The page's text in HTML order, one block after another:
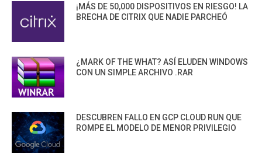
¡MÁS DE 50,000 DISPOSITIVOS EN RIESGO! LA
BRECHA DE CITRIX QUE NADIE PARCHEÓ
¿MARK OF THE WHAT? ASÍ ELUDEN WINDOWS
CON UN SIMPLE ARCHIVO .RAR
DESCUBREN FALLO EN GCP CLOUD RUN QUE
ROMPE EL MODELO DE MENOR PRIVILEGIO